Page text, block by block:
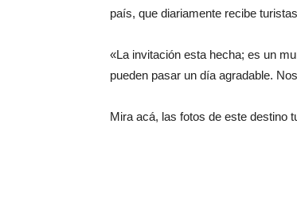
país, que diariamente recibe
«La invitación esta hecha; es un
pueden pasar un día agradable.
Mira acá, las fotos de este destino